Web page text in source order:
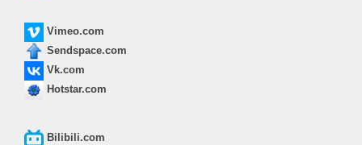
Vimeo.com
Sendspace.com
Vk.com
Hotstar.com
Bilibili.com